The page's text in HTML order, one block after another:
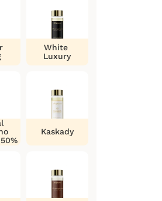
White
Luxury
Kaskady